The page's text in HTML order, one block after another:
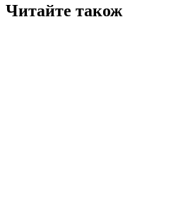
Читайте також